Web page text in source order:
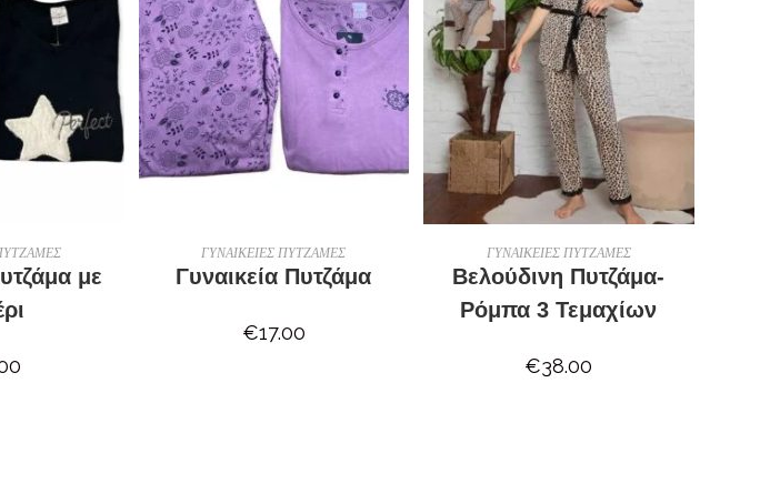
με
ΕΠΙΛΟΓΉ
ΓΥΝΑΙΚΕΙΕΣ ΠΥΤΖΑΜΕΣ
Γυναικεία Πυτζάμα
€17.00
ΕΠΙΛΟΓΉ
ΓΥΝΑΙΚΕΙΕΣ ΠΥΤΖΑΜΕΣ
Βελούδινη Πυτζάμα-
Ρόμπα 3 Τεμαχίων
€38.00